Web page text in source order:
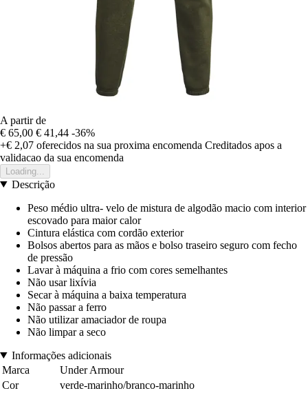
A partir de
€ 65,00 € 41,44 -36%
+€ 2,07 oferecidos na sua proxima encomenda Creditados apos a
validacao da sua encomenda
Loading...
Descrição
Peso médio ultra- velo de mistura de algodão macio com interior
escovado para maior calor
Cintura elástica com cordão exterior
Bolsos abertos para as mãos e bolso traseiro seguro com fecho
de pressão
Lavar à máquina a frio com cores semelhantes
Não usar lixívia
Secar à máquina a baixa temperatura
Não passar a ferro
Não utilizar amaciador de roupa
Não limpar a seco
Informações adicionais
Marca
Under Armour
Cor
verde-marinho/branco-marinho